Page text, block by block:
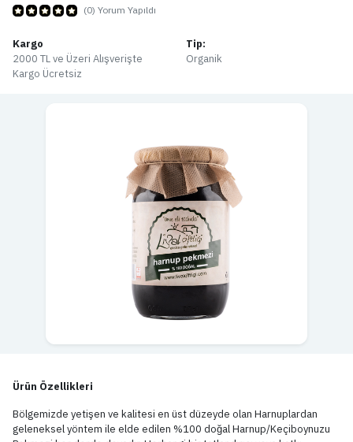
(0) Yorum Yapıldı
Kargo
2000 TL ve Üzeri Alışverişte
Kargo Ücretsiz
Tip:
Organik
Ürün Özellikleri
Bölgemizde yetişen ve kalitesi en üst düzeyde olan Harnuplardan
geleneksel yöntem ile elde edilen %100 doğal Harnup/Keçiboynuzu